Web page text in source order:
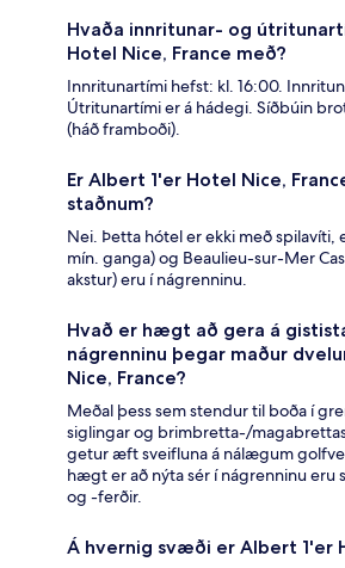
Hvaða innritunar- og
Hotel Nice, France með?
Innritunartími hefst: kl. 16:00.
Útritunartími er á hádegi. Síðbúin
(háð framboði).
Er Albert 1'er Hotel Nice,
staðnum?
Nei. Þetta hótel er ekki með spilavíti,
mín. ganga) og Beaulieu-sur-Mer
akstur) eru í nágrenninu.
Hvað er hægt að gera á
nágrenninu þegar maður
Nice, France?
Meðal þess sem stendur til boða í
siglingar og brimbretta-/
getur æft sveifluna á nálægum
hægt er að nýta sér í nágrenninu eru
og -ferðir.
Á hvernig svæði er Albert 1'er